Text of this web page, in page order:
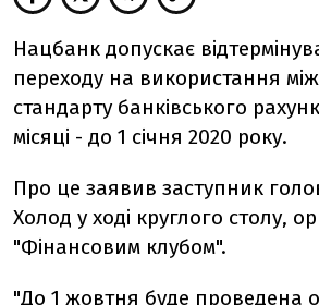
Нацбанк допускає
переходу на використання
стандарту банківського
місяці - до 1 січня 2020 року.
Про це заявив заступник
Холод у ході круглого столу,
"Фінансовим клубом".
"До 1 жовтня буде проведена